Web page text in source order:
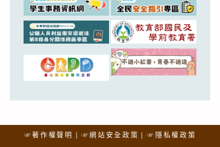
☞著作權聲明 ☞網站安全政策 ☞隱私權政策